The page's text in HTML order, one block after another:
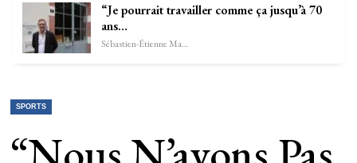
“Je pourrait travailler comme ça jusqu’à 70
ans…
Sébastien-Étienne Marechal
SPORTS